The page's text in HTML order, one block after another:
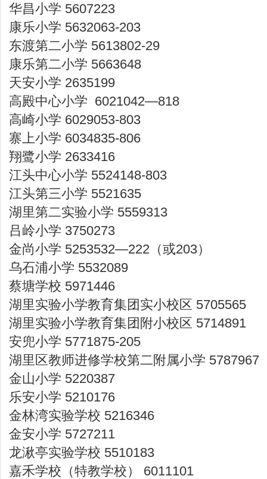
华昌小学 5607223
康乐小学 5632063-203
东渡第二小学 5613802-29
康乐第二小学 5663648
天安小学 2635199
高殿中心小学 6021042—818
高崎小学 6029053-803
寨上小学 6034835-806
翔鹭小学 2633416
江头中心小学 5524148-803
江头第三小学 5521635
湖里第二实验小学 5559313
吕岭小学 3750273
金尚小学 5253532—222（或203）
乌石浦小学 5532089
蔡塘学校 5971446
湖里实验小学教育集团实小校区 5705565
湖里实验小学教育集团附小校区 5714891
安兜小学 5771875-205
湖里区教师进修学校第二附属小学 5787967
金山小学 5220387
乐安小学 5210176
金林湾实验学校 5216346
金安小学 5727211
龙湫亭实验学校 5510183
嘉禾学校（特教学校） 6011101